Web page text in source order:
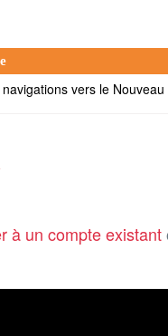
vers le
à un compte existant